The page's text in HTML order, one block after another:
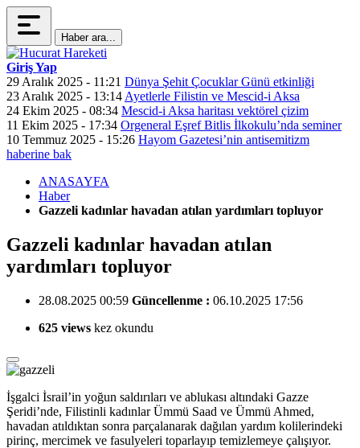
Haber ara...
Giriş Yap
29 Aralık 2025 - 11:21 Dünya Şehit Çocuklar Günü etkinliği
23 Aralık 2025 - 13:14 Ayetlerle Filistin ve Mescid-i Aksa
24 Ekim 2025 - 08:34 Mescid-i Aksa haritası vektörel çizim
11 Ekim 2025 - 17:34 Orgeneral Eşref Bitlis İlkokulu’nda seminer
10 Temmuz 2025 - 15:26 Hayom Gazetesi’nin antisemitizm
haberine bak
ANASAYFA
Haber
Gazzeli kadınlar havadan atılan yardımları topluyor
Gazzeli kadınlar havadan atılan
yardımları topluyor
28.08.2025 00:59 Güncellenme : 06.10.2025 17:56
625 views kez okundu
İşgalci İsrail’in yoğun saldırıları ve ablukası altındaki Gazze
Şeridi’nde, Filistinli kadınlar Ümmü Saad ve Ümmü Ahmed,
havadan atıldıktan sonra parçalanarak dağılan yardım kolilerindeki
pirinç, mercimek ve fasulyeleri toparlayıp temizlemeye çalışıyor.